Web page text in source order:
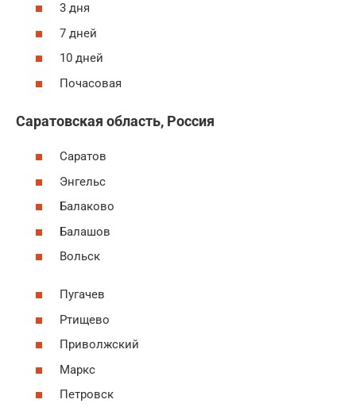
3 дня
7 дней
10 дней
Почасовая
Саратовская область, Россия
Саратов
Энгельс
Балаково
Балашов
Вольск
Пугачев
Ртищево
Приволжский
Маркс
Петровск